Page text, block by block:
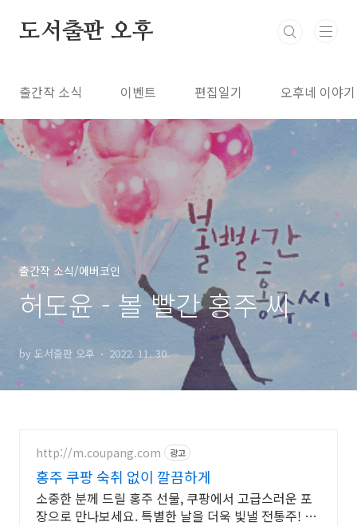
도서출판 오후
출간작 소식 이벤트 편집일기 오후네 이야기
출간작 소식/에버코인
허도윤 - 볼 빨간 홍주 씨
by 도서출판 오후 2022. 11. 30.
http://m.coupang.com 광고
홍주 쿠팡 숙취 없이 깔끔하게
소중한 분께 드릴 홍주 선물, 쿠팡에서 고급스러운 포
장으로 만나보세요. 특별한 날을 더욱 빛낼 전통주! 로